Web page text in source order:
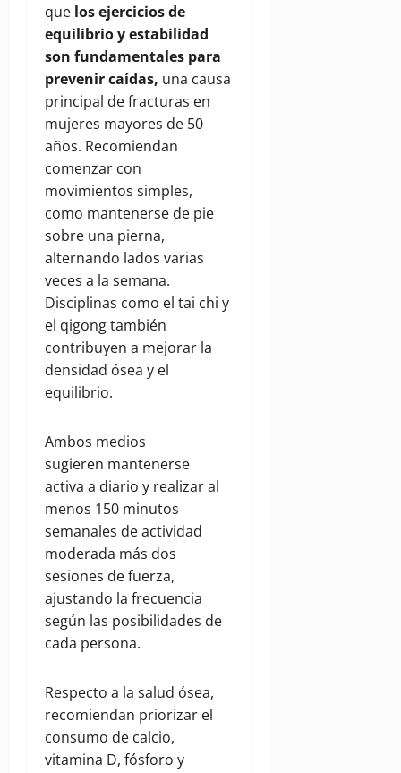
que los ejercicios de
equilibrio y estabilidad
son fundamentales para
prevenir caídas, una causa
principal de fracturas en
mujeres mayores de 50
años. Recomiendan
comenzar con
movimientos simples,
como mantenerse de pie
sobre una pierna,
alternando lados varias
veces a la semana.
Disciplinas como el tai chi y
el qigong también
contribuyen a mejorar la
densidad ósea y el
equilibrio.
Ambos medios
sugieren mantenerse
activa a diario y realizar al
menos 150 minutos
semanales de actividad
moderada más dos
sesiones de fuerza,
ajustando la frecuencia
según las posibilidades de
cada persona.
Respecto a la salud ósea,
recomiendan priorizar el
consumo de calcio,
vitamina D, fósforo y